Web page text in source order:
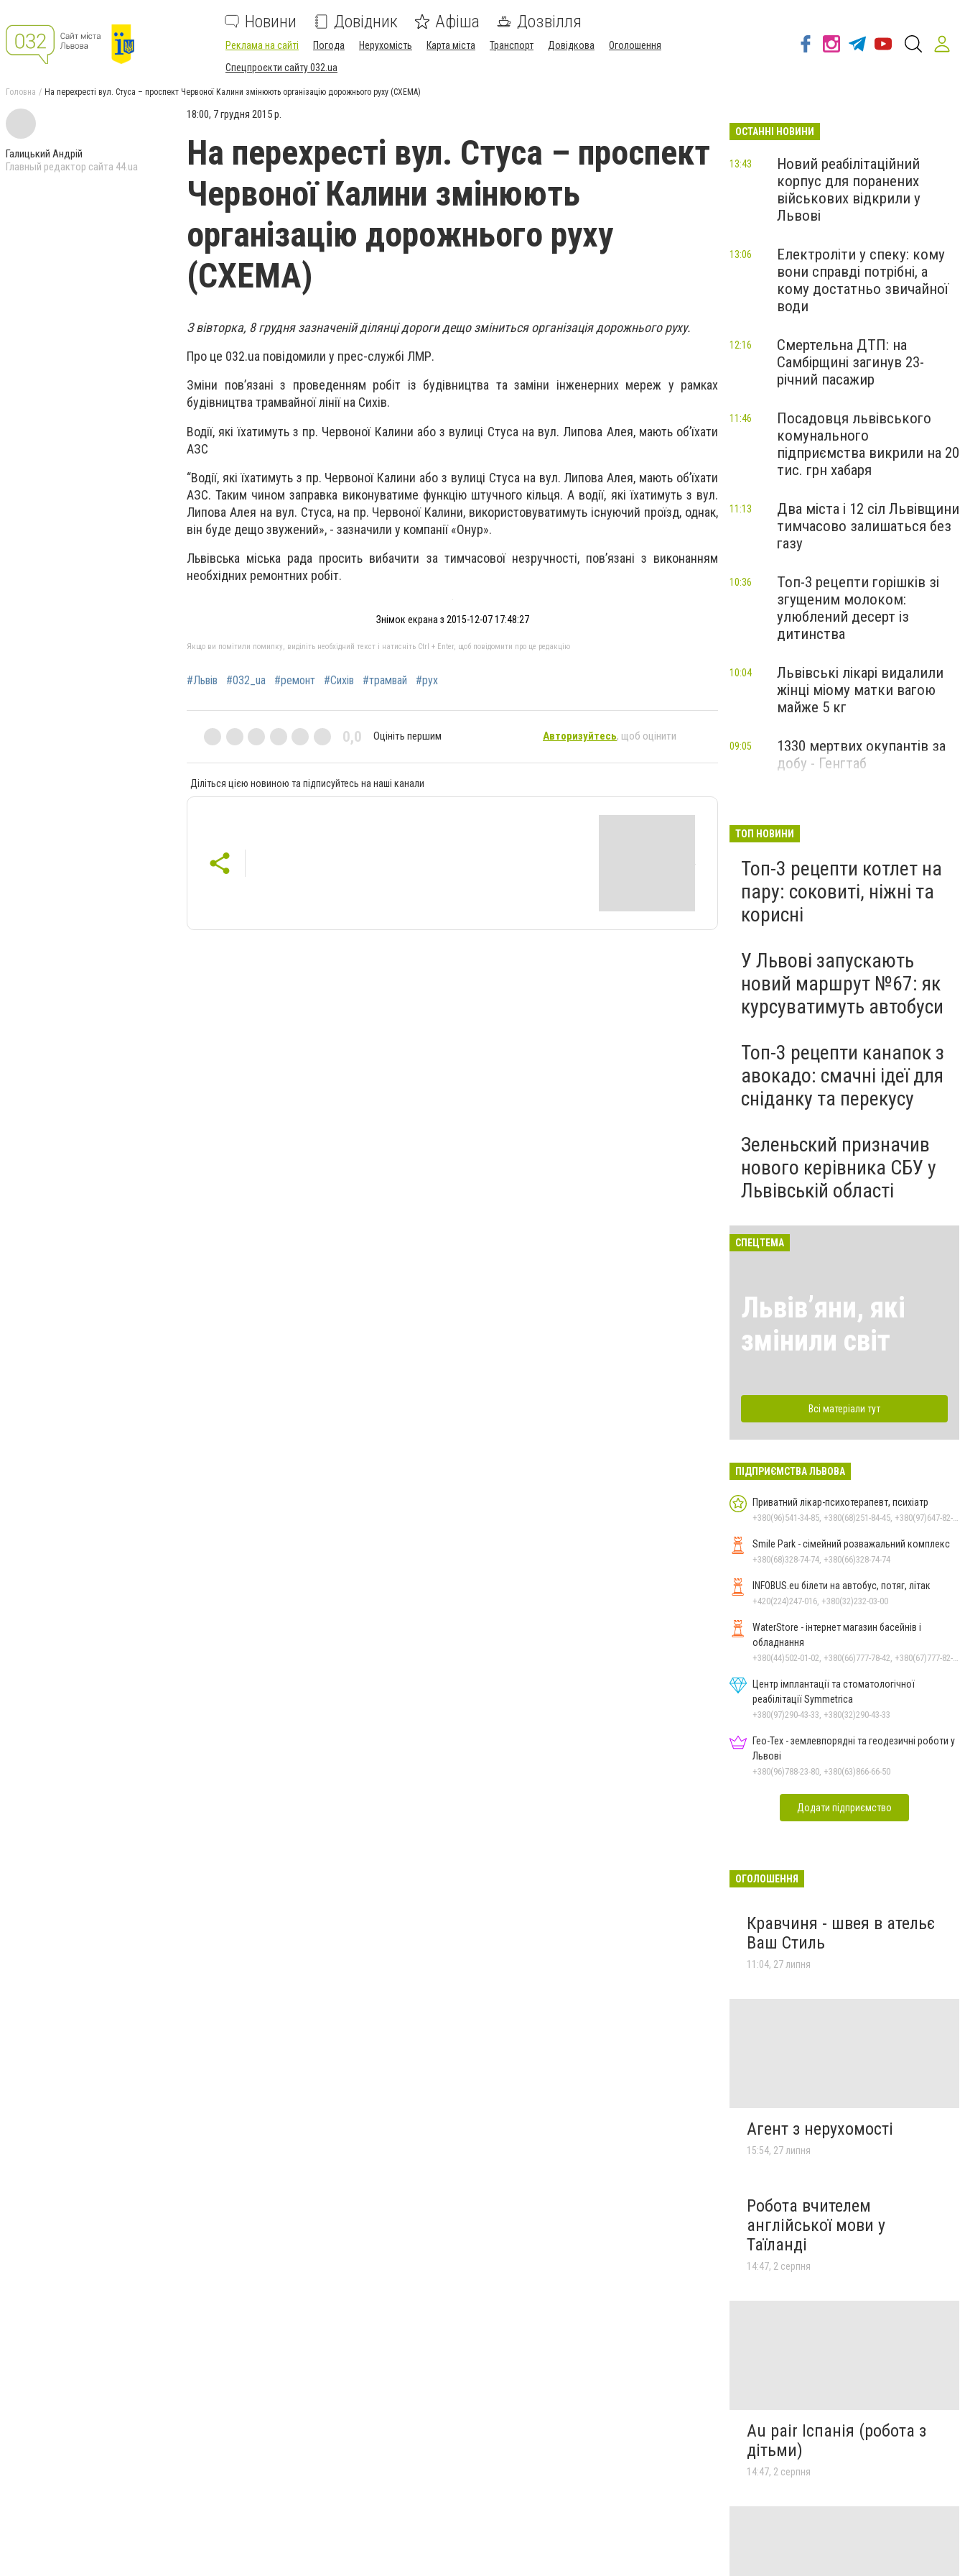
Новини Довідник Афіша Дозвілля
Реклама на сайті Погода Нерухомість Карта міста Транспорт Довідкова
Оголошення
Спецпроєкти сайту 032.ua
Головна На перехресті вул. Стуса – проспект Червоної Калини змінюють організацію дорожнього руху (СХЕМА)
Галицький Андрій
Главный редактор сайта 44.ua
18:00, 7 грудня 2015 р.
На перехресті вул. Стуса – проспект
Червоної Калини змінюють
організацію дорожнього руху
(СХЕМА)
З вівторка, 8 грудня зазначеній ділянці дороги дещо зміниться організація дорожнього руху.
Про це 032.ua повідомили у прес-службі ЛМР.
Зміни пов’язані з проведенням робіт із будівництва та заміни інженерних мереж у рамках
будівництва трамвайної лінії на Сихів.
Водії, які їхатимуть з пр. Червоної Калини або з вулиці Стуса на вул. Липова Алея, мають об’їхати
АЗС
“Водії, які їхатимуть з пр. Червоної Калини або з вулиці Стуса на вул. Липова Алея, мають об’їхати
АЗС. Таким чином заправка виконуватиме функцію штучного кільця. А водії, які їхатимуть з вул.
Липова Алея на вул. Стуса, на пр. Червоної Калини, використовуватимуть існуючий проїзд, однак,
він буде дещо звужений», - зазначили у компанії «Онур».
Львівська міська рада просить вибачити за тимчасової незручності, пов’язані з виконанням
необхідних ремонтних робіт.
Знімок екрана з 2015-12-07 17:48:27
Якщо ви помітили помилку, виділіть необхідний текст і натисніть Ctrl + Enter, щоб повідомити про це редакцію
#Львів #032_ua #ремонт #Сихів #трамвай #рух
0,0 Оцініть першим Авторизуйтесь, щоб оцінити
Діліться цією новиною та підписуйтесь на наші канали
ОСТАННІ НОВИНИ
Новий реабілітаційний
корпус для поранених
військових відкрили у
Львові
13:43
Електроліти у спеку: кому
вони справді потрібні, а
кому достатньо звичайної
води
13:06
Смертельна ДТП: на
Самбірщині загинув 23-
річний пасажир
12:16
Посадовця львівського
комунального
підприємства викрили на 20
тис. грн хабаря
11:46
Два міста і 12 сіл Львівщини
тимчасово залишаться без
газу
11:13
Топ-3 рецепти горішків зі
згущеним молоком:
улюблений десерт із
дитинства
10:36
Львівські лікарі видалили
жінці міому матки вагою
майже 5 кг
10:04
1330 мертвих окупантів за
добу - Генгтаб
09:05
ТОП НОВИНИ
Топ-3 рецепти котлет на
пару: соковиті, ніжні та
корисні
У Львові запускають
новий маршрут №67: як
курсуватимуть автобуси
Топ-3 рецепти канапок з
авокадо: смачні ідеї для
сніданку та перекусу
Зеленьский призначив
нового керівника СБУ у
Львівській області
СПЕЦТЕМА
Львівʼяни, які
змінили світ
Всі матеріали тут
ПІДПРИЄМСТВА ЛЬВОВА
Приватний лікар-психотерапевт, психіатр
Smile Park - сімейний розважальний комплекс
+380(68)328-74-74, +380(66)328-74-74
INFOBUS.eu білети на автобус, потяг, літак
+420(224)247-016, +380(32)232-03-00
WaterStore - інтернет магазин басейнів і
обладнання
Центр імплантації та стоматологічної
реабілітації Symmetrica
+380(97)290-43-33, +380(32)290-43-33
Гео-Тех - землевпорядні та геодезичні роботи у
Львові
+380(96)788-23-80, +380(63)866-66-50
Додати підприємство
ОГОЛОШЕННЯ
Кравчиня - швея в ательє
Ваш Стиль
11:04, 27 липня
Агент з нерухомості
15:54, 27 липня
Робота вчителем
англійської мови у
Таїланді
14:47, 2 серпня
Au pair Іспанія (робота з
дітьми)
14:47, 2 серпня